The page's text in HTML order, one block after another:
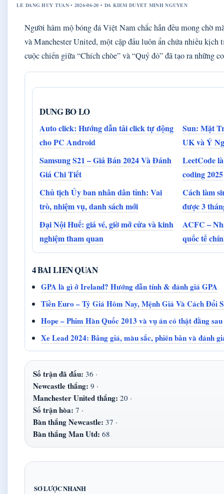
LE DANG HUY TUAN • 2026-06-20 • DA KIEM DUYET MINH NGUYEN
Người hâm mộ bóng đá Việt Nam chắc hẳn đều mong chờ
và Manchester United, một cặp đấu luôn ẩn chứa nhiều
cuộc chiến giữa “Chích chòe” và “Quỷ đỏ” đã tạo ra những
DUNG BO LO
Auto click: Hướng dẫn tải click tự động
cho PC Android
Sun: Mặt
UK và Ý
Samsung S21 – Giá Bán 2024 Và Đánh
Giá Chi Tiết
LeetCode
coding 2025
Chủ tịch Ủy ban nhân dân tỉnh: Vai
trò, nhiệm vụ, danh sách mới
Cách làm
được 3
Đại Nội Huế: giá vé, giờ mở cửa và kinh
nghiệm tham quan
ACFC –
quốc tế
4 BAI LIEN QUAN
GPA là gì ở Ireland? Hướng dẫn tính & đánh giá GPA
Tiền Euro – Tỷ Giá Hôm Nay, Mệnh Giá Và Cách Đổi
Hope – Phim Hàn Quốc 2013 và vụ án có thật đằng sau
Xe Lead 2024: Bảng giá, màu sắc, phiên bản và đánh
Số trận đã đấu: 36 ·
Newcastle thắng: 9 ·
Manchester United thắng: 20 ·
Số trận hòa: 7 ·
Bàn thắng Newcastle: 37 ·
Bàn thắng Man Utd: 68
SƠ LƯỢC NHANH